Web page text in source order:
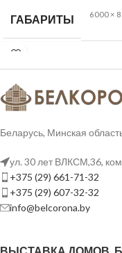
ГАБАРИТЫ
6000 ×
Беларусь, Минская
ул. 30 лет ВЛКСМ,36,
+375 (29) 661-71-32
+375 (29) 607-32-32
info@belcorona.by